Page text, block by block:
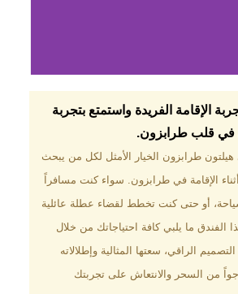
تختار فندق دبل
تري هيلتون
طرابزون؟
في قلب طرابزون بالقرب
المعالم السياحية. إطلالات
مرافق متكاملة تشمل
داخليًا، سبا، صالة ألعاب
رياضية، ومطاعم عالمية.
الإقامة الفريدة واستمتع بتجربة
في قلب طرابزون.​
هيلتون طرابزون الخيار الأمثل لكل من يبحث
الإقامة في طرابزون. سواء كنت مسافراً
أو حتى كنت تخطط لقضاء عطلة عائلية
الفندق ما يلبي كافة احتياجاتك من خلال
الراقي، سعتها المثالية وإطلالاته
جواً من السحر والانتعاش على تجربتك